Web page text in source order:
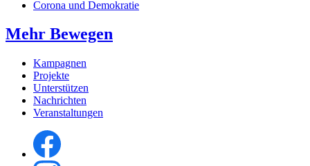
Corona und Demokratie
Mehr Bewegen
Kampagnen
Projekte
Unterstützen
Nachrichten
Veranstaltungen